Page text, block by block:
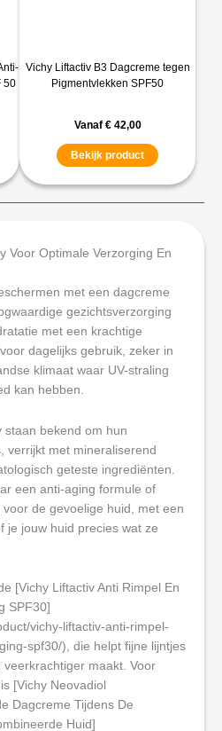
50
Vichy Liftactiv B3 Dagcreme tegen
Pigmentvlekken SPF50
Vanaf €42,00
Bekijk product
Voor Optimale Verzorging En
met een dagcreme
gezichtsverzorging
met een krachtige
dagelijks gebruik, zeker in
klimaat waar UV-straling
kan hebben.
staan bekend om hun
verrijkt met mineraliserend
geteste ingrediënten.
een anti-aging formule of
de gevoelige huid, met een
je jouw huid precies wat ze
[Vichy Liftactiv Anti Rimpel En
SPF30]
vichy-liftactiv-anti-rimpel-
spf30/), die helpt fijne lijntjes
maakt. Voor
[Vichy Neovadiol
Dagcreme Tijdens De
Huid]